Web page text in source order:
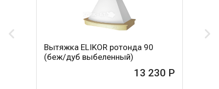
Вытяжка ELIKOR ротонда 90
(беж/дуб выбеленный)
13 230 Р